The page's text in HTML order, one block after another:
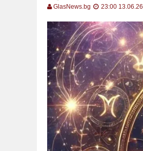
GlasNews.bg 23:00 13.06.26